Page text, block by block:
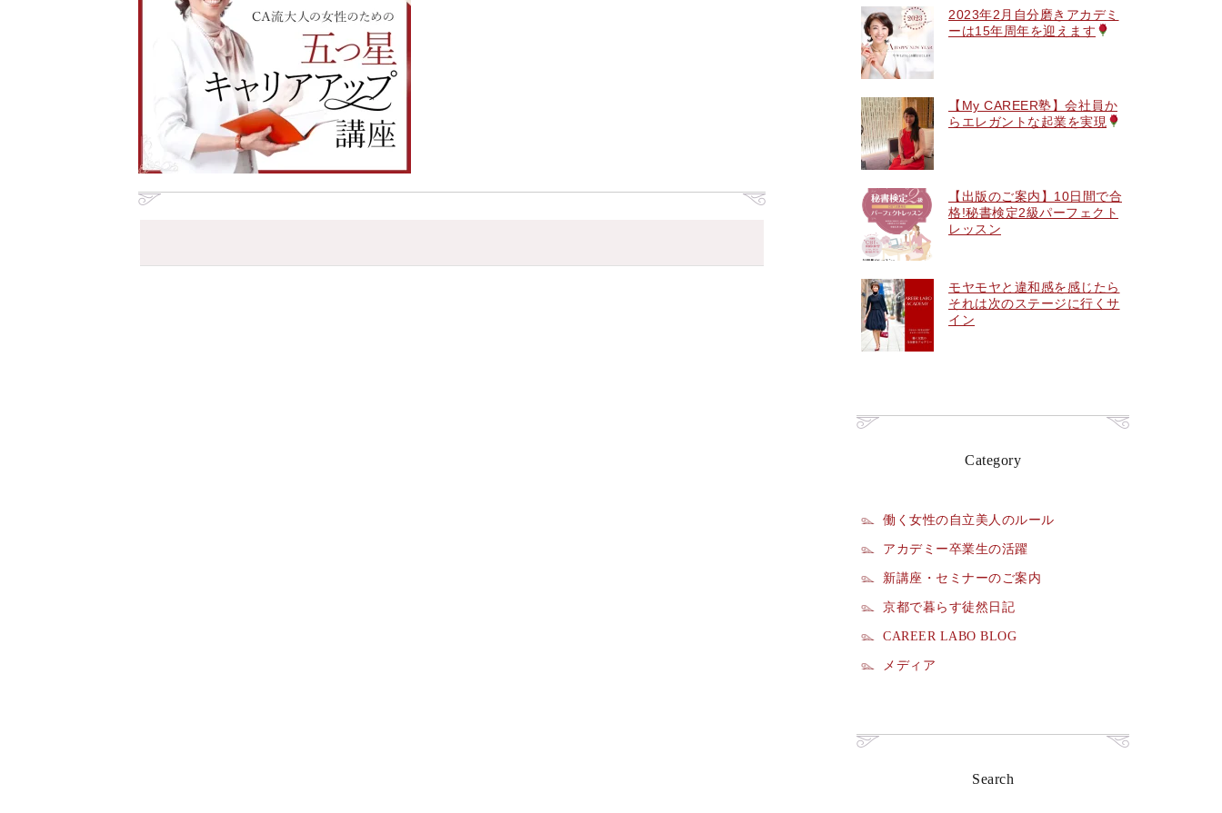
2023年2月自分磨きアカデミ
ーは15年周年を迎えます
【My CAREER塾】会社員か
らエレガントな起業を実現
【出版のご案内】10日間で合
格!秘書検定2級パーフェクト
レッスン
モヤモヤと違和感を感じたら
それは次のステージに行くサ
イン
Category
働く女性の自立美人のルール
アカデミー卒業生の活躍
新講座・セミナーのご案内
京都で暮らす徒然日記
CAREER LABO BLOG
メディア
Search